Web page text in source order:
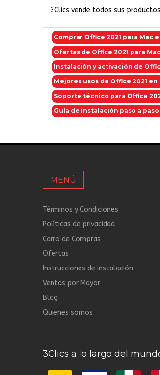
3Clics vende todos sus
Comprar Office 2021 para Mac
Ofertas de Office 2021 para
Instalación y activación de
Mejores usos de Office 2021
Soporte técnico para Office
Guía de instalación paso a
MENÚ
Términos y Condiciones
Políticas de privacidad
Carro de Compras
Ofertas
Instrucciones de instalación
Ventas por Mayor
Blog
Quienes somos
3Clics a lo largo del